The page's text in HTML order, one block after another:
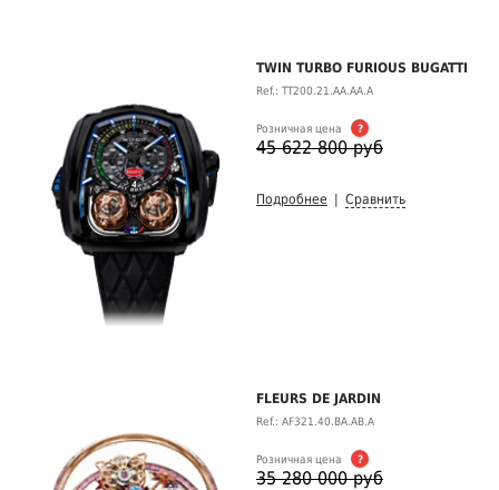
TWIN TURBO FURIOUS BUGATTI
Ref.: TT200.21.AA.AA.A
Розничная цена ?
45 622 800 руб
Подробнее Сравнить
FLEURS DE JARDIN
Ref.: AF321.40.BA.AB.A
Розничная цена ?
35 280 000 руб